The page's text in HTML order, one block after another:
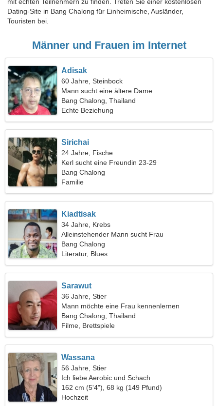
Dating-Site in Bang Chalong für Einheimische, Ausländer,
Touristen bei.
Männer und Frauen im Internet
Adisak
60 Jahre, Steinbock
Mann sucht eine ältere Dame
Bang Chalong, Thailand
Echte Beziehung
Sirichai
24 Jahre, Fische
Kerl sucht eine Freundin 23-29
Bang Chalong
Familie
Kiadtisak
34 Jahre, Krebs
Alleinstehender Mann sucht Frau
Bang Chalong
Literatur, Blues
Sarawut
36 Jahre, Stier
Mann möchte eine Frau kennenlernen
Bang Chalong, Thailand
Filme, Brettspiele
Wassana
56 Jahre, Stier
Ich liebe Aerobic und Schach
162 cm (5'4"), 68 kg (149 Pfund)
Hochzeit